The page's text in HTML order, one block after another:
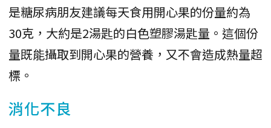
是糖尿病朋友建議每天食用開心果的份量約為
30克，大約是2湯匙的白色塑膠湯匙量。這個份
量既能攝取到開心果的營養，又不會造成熱量超
標。
消化不良